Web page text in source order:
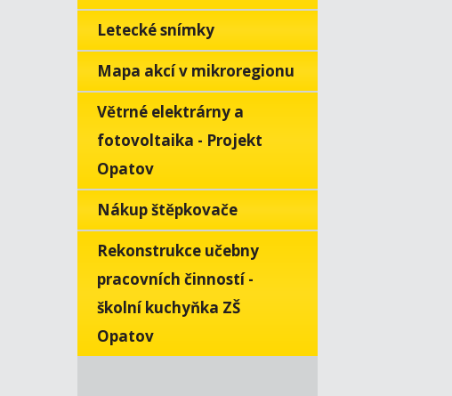
Letecké snímky
Mapa akcí v mikroregionu
Větrné elektrárny a
fotovoltaika - Projekt
Opatov
Nákup štěpkovače
Rekonstrukce učebny
pracovních činností -
školní kuchyňka ZŠ
Opatov